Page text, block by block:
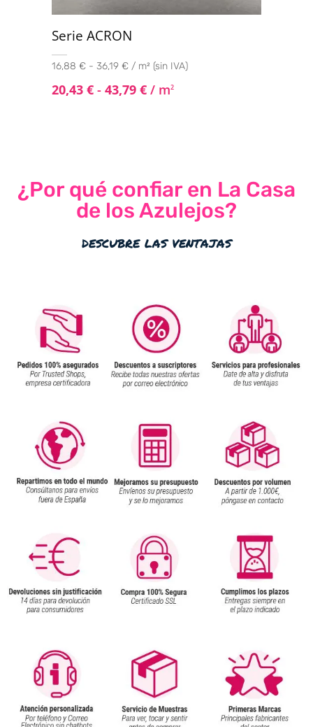
Serie ACRON
16,88 € - 36,19 € / m² (sin IVA)
20,43 € - 43,79 € / m2
¿Por qué confiar en La Casa
de los Azulejos?
descubre las ventajas